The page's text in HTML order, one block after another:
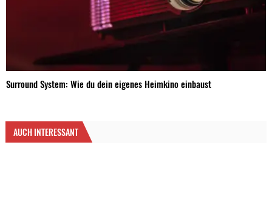
Surround System: Wie du dein eigenes Heimkino einbaust
AUCH INTERESSANT